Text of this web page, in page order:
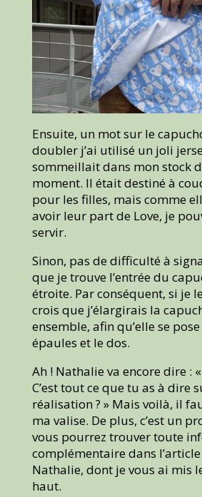
Ensuite, un mot sur le
doubler j’ai utilisé un joli
sommeillait dans mon stock
moment. Il était destiné à
pour les filles, mais comme
avoir leur part de Love, je
servir.
Sinon, pas de difficulté à
que je trouve l’entrée du
étroite. Par conséquent, si je
crois que j’élargirais la
ensemble, afin qu’elle se
épaules et le dos.
Ah ! Nathalie va encore dire :
C’est tout ce que tu as à dire
réalisation ? » Mais voilà, il
ma valise. De plus, c’est un
vous pourrez trouver toute
complémentaire dans
Nathalie, dont je vous ai mis
haut.